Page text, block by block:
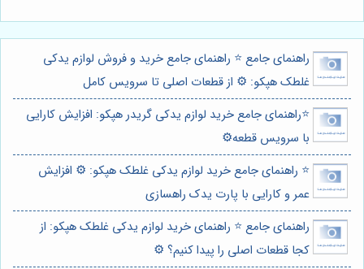
راهنمای جامع ⭐️ راهنمای جامع خرید و فروش لوازم یدکی
غلطک هپکو: ⚙️ از قطعات اصلی تا سرویس کامل
⭐️راهنمای جامع خرید لوازم یدکی گریدر هپکو: افزایش کارایی
با سرویس قطعه⚙️
⭐️ راهنمای جامع خرید لوازم یدکی غلطک هپکو: ⚙️ افزایش
عمر و کارایی با پارت یدک راهسازی
راهنمای جامع ⭐️ راهنمای خرید لوازم یدکی غلطک هپکو: از
کجا قطعات اصلی را پیدا کنیم؟ ⚙️